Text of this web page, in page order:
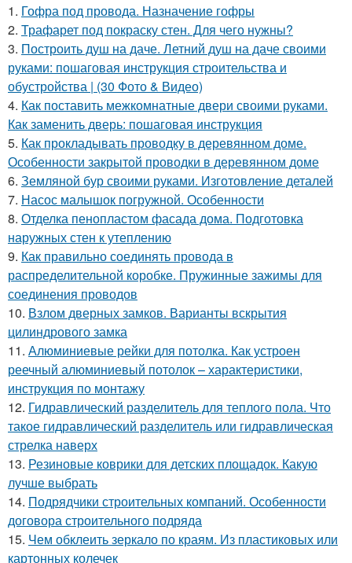
1. Гофра под провода. Назначение гофры
2. Трафарет под покраску стен. Для чего нужны?
3. Построить душ на даче. Летний душ на даче своими
руками: пошаговая инструкция строительства и
обустройства | (30 Фото & Видео)
4. Как поставить межкомнатные двери своими руками.
Как заменить дверь: пошаговая инструкция
5. Как прокладывать проводку в деревянном доме.
Особенности закрытой проводки в деревянном доме
6. Земляной бур своими руками. Изготовление деталей
7. Насос малышок погружной. Особенности
8. Отделка пенопластом фасада дома. Подготовка
наружных стен к утеплению
9. Как правильно соединять провода в
распределительной коробке. Пружинные зажимы для
соединения проводов
10. Взлом дверных замков. Варианты вскрытия
цилиндрового замка
11. Алюминиевые рейки для потолка. Как устроен
реечный алюминиевый потолок – характеристики,
инструкция по монтажу
12. Гидравлический разделитель для теплого пола. Что
такое гидравлический разделитель или гидравлическая
стрелка наверх
13. Резиновые коврики для детских площадок. Какую
лучше выбрать
14. Подрядчики строительных компаний. Особенности
договора строительного подряда
15. Чем обклеить зеркало по краям. Из пластиковых или
картонных колечек